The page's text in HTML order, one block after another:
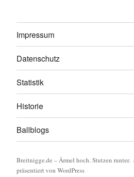
Impressum
Datenschutz
Statistik
Historie
Ballblogs
Breitnigge.de – Ärmel hoch. Stutzen runter.
präsentiert von WordPress